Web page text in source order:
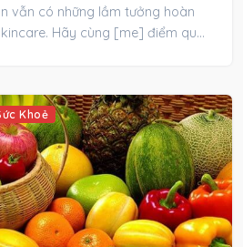
vẫn có những lầm tưởng hoàn
Hãy cùng [me] điểm qua
Khoẻ